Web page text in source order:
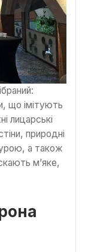
що імітують
лицарські
природні
а також
м’яке,